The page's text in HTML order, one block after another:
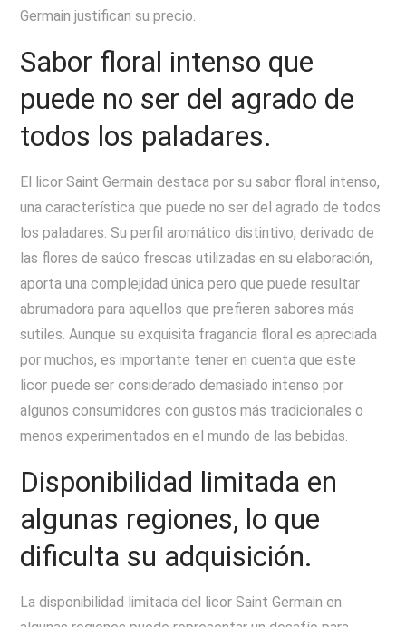
Germain justifican su precio.
Sabor floral intenso que
puede no ser del agrado de
todos los paladares.
El licor Saint Germain destaca por su sabor floral intenso,
una característica que puede no ser del agrado de todos
los paladares. Su perfil aromático distintivo, derivado de
las flores de saúco frescas utilizadas en su elaboración,
aporta una complejidad única pero que puede resultar
abrumadora para aquellos que prefieren sabores más
sutiles. Aunque su exquisita fragancia floral es apreciada
por muchos, es importante tener en cuenta que este
licor puede ser considerado demasiado intenso por
algunos consumidores con gustos más tradicionales o
menos experimentados en el mundo de las bebidas.
Disponibilidad limitada en
algunas regiones, lo que
dificulta su adquisición.
La disponibilidad limitada del licor Saint Germain en